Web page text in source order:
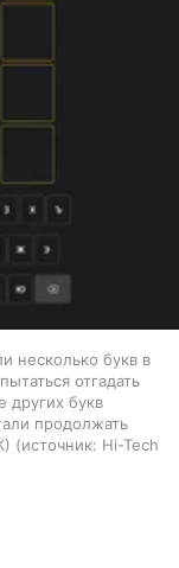
несколько букв в
отгадать
других букв
продолжать
источник: Hi-Tech